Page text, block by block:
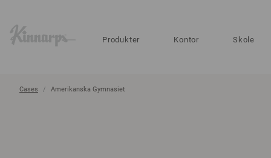
Produkter Kontor Skole
Cases Amerikanska Gymnasiet